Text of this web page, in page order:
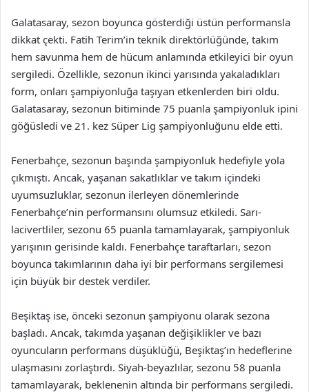
Galatasaray, sezon boyunca gösterdiği üstün performansla
dikkat çekti. Fatih Terim’in teknik direktörlüğünde, takım
hem savunma hem de hücum anlamında etkileyici bir oyun
sergiledi. Özellikle, sezonun ikinci yarısında yakaladıkları
form, onları şampiyonluğa taşıyan etkenlerden biri oldu.
Galatasaray, sezonun bitiminde 75 puanla şampiyonluk ipini
göğüsledi ve 21. kez Süper Lig şampiyonluğunu elde etti.
Fenerbahçe, sezonun başında şampiyonluk hedefiyle yola
çıkmıştı. Ancak, yaşanan sakatlıklar ve takım içindeki
uyumsuzluklar, sezonun ilerleyen dönemlerinde
Fenerbahçe’nin performansını olumsuz etkiledi. Sarı-
lacivertliler, sezonu 65 puanla tamamlayarak, şampiyonluk
yarışının gerisinde kaldı. Fenerbahçe taraftarları, sezon
boyunca takımlarının daha iyi bir performans sergilemesi
için büyük bir destek verdiler.
Beşiktaş ise, önceki sezonun şampiyonu olarak sezona
başladı. Ancak, takımda yaşanan değişiklikler ve bazı
oyuncuların performans düşüklüğü, Beşiktaş’ın hedeflerine
ulaşmasını zorlaştırdı. Siyah-beyazlılar, sezonu 58 puanla
tamamlayarak, beklenenin altında bir performans sergiledi.